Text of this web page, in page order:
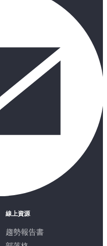
線上資源
趨勢報告書